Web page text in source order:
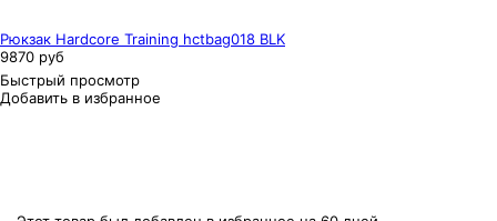
Рюкзак Hardcore Training hctbag018 BLK
9870 руб
Быстрый просмотр
Добавить в избранное